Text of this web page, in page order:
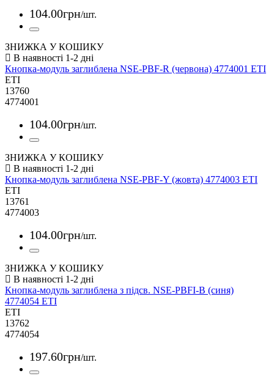
104.00грн/шт.
ЗНИЖКА У КОШИКУ
Кнопка-модуль заглиблена NSE-PBF-R (червона) 4774001 ETI
ETI
13760
4774001
104.00грн/шт.
ЗНИЖКА У КОШИКУ
Кнопка-модуль заглиблена NSE-PBF-Y (жовта) 4774003 ETI
ETI
13761
4774003
104.00грн/шт.
ЗНИЖКА У КОШИКУ
Кнопка-модуль заглиблена з підсв. NSE-PBFI-B (синя)
4774054 ETI
ETI
13762
4774054
197.60грн/шт.